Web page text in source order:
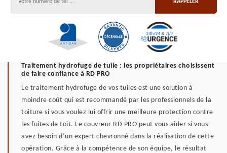
Traitement hydrofuge de tuile : les propriétaires choisissent
de faire confiance à RD PRO
Le traitement hydrofuge de vos tuiles est une solution à
moindre coût qui est recommandé par les professionnels de la
toiture si vous voulez lui offrir une meilleure protection contre
les fuites de toit. Le couvreur RD PRO peut vous aider si vous
avez besoin d’un expert chevronné dans la réalisation de cette
opération. Grâce à la compétence de son équipe, le résultat